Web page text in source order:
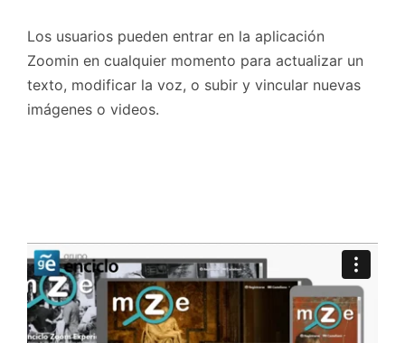
Los usuarios pueden entrar en la aplicación
Zoomin en cualquier momento para actualizar un
texto, modificar la voz, o subir y vincular nuevas
imágenes o videos.